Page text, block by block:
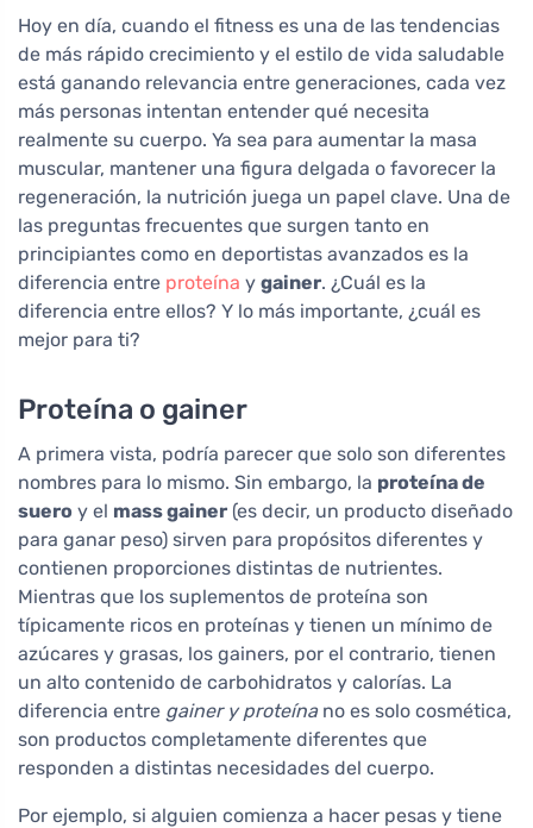
Hoy en día, cuando el fitness es una de las tendencias
de más rápido crecimiento y el estilo de vida saludable
está ganando relevancia entre generaciones, cada vez
más personas intentan entender qué necesita
realmente su cuerpo. Ya sea para aumentar la masa
muscular, mantener una figura delgada o favorecer la
regeneración, la nutrición juega un papel clave. Una de
las preguntas frecuentes que surgen tanto en
principiantes como en deportistas avanzados es la
diferencia entre proteína y gainer. ¿Cuál es la
diferencia entre ellos? Y lo más importante, ¿cuál es
mejor para ti?
Proteína o gainer
A primera vista, podría parecer que solo son diferentes
nombres para lo mismo. Sin embargo, la proteína de
suero y el mass gainer (es decir, un producto diseñado
para ganar peso) sirven para propósitos diferentes y
contienen proporciones distintas de nutrientes.
Mientras que los suplementos de proteína son
típicamente ricos en proteínas y tienen un mínimo de
azúcares y grasas, los gainers, por el contrario, tienen
un alto contenido de carbohidratos y calorías. La
diferencia entre gainer y proteínano es solo cosmética,
son productos completamente diferentes que
responden a distintas necesidades del cuerpo.
Por ejemplo, si alguien comienza a hacer pesas y tiene